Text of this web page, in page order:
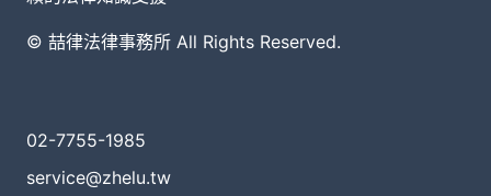
© 喆律法律事務所 All Rights Reserved.
02-7755-1985
service@zhelu.tw